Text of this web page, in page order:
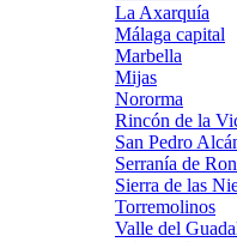
La Axarquía
Málaga capital
Marbella
Mijas
Nororma
Rincón de la
San Pedro
Serranía de
Sierra de las
Torremolinos
Valle del